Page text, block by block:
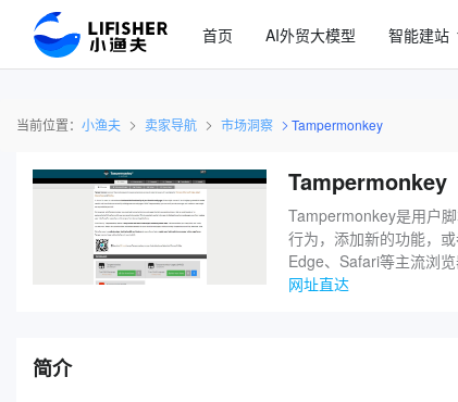
首页 AI外贸大模型 智能建站
当前位置： 小渔夫 卖家导航 市场洞察 ‌Tampermonkey
‌Tampermonkey
Tampermonkey是用户
行为，添加新的功能，
Edge、Safari等主流浏览
网址直达
简介